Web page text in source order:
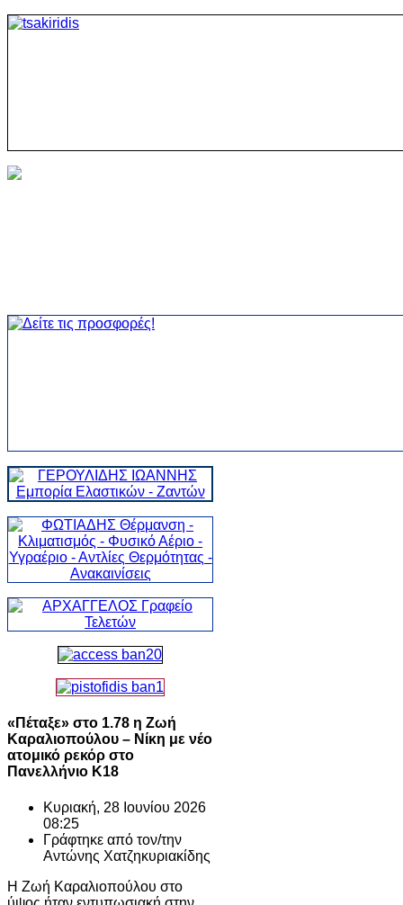
«Πέταξε» στο 1.78 η Ζωή
Καραλιοπούλου – Νίκη με νέο
ατομικό ρεκόρ στο
Πανελλήνιο Κ18
Κυριακή, 28 Ιουνίου 2026
08:25
Γράφτηκε από τον/την
Αντώνης Χατζηκυριακίδης
Η Ζωή Καραλιοπούλου στο